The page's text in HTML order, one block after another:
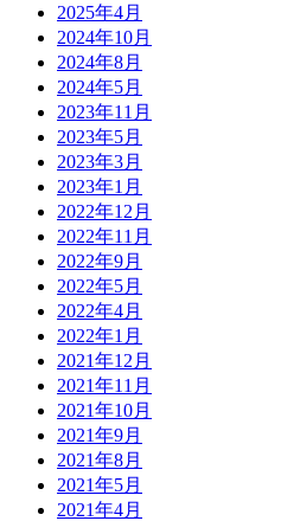
2025年4月
2024年10月
2024年8月
2024年5月
2023年11月
2023年5月
2023年3月
2023年1月
2022年12月
2022年11月
2022年9月
2022年5月
2022年4月
2022年1月
2021年12月
2021年11月
2021年10月
2021年9月
2021年8月
2021年5月
2021年4月